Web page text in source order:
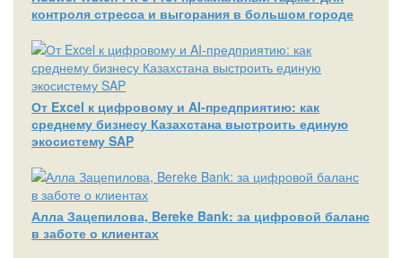
контроля стресса и выгорания в большом городе
От Excel к цифровому и AI‑предприятию: как
среднему бизнесу Казахстана выстроить единую
экосистему SAP
Алла Зацепилова, Bereke Bank: за цифровой баланс
в заботе о клиентах